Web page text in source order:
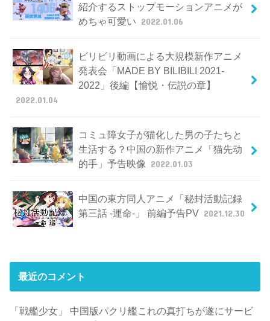
紹介するストップモーションアニメが
めちゃ可愛い 2022.01.06
ビリビリ動画による大規模新作アニメ
発表会「MADE BY BILIBILI 2021-
2022」後編【愉悦・伝説の章】
2022.01.04
コミュ障女子が猫化した男の子たちと
生活する？中国の新作アニメ「猫先动
的手」予告映像
2022.01.03
中国の東方同人アニメ「秘封活動記録
第三話 -運命-」 前編予告PV 2021.12.30
最近のコメント
「戦艦少女」 中国版パクリ艦これの真打ちが遂にサービ